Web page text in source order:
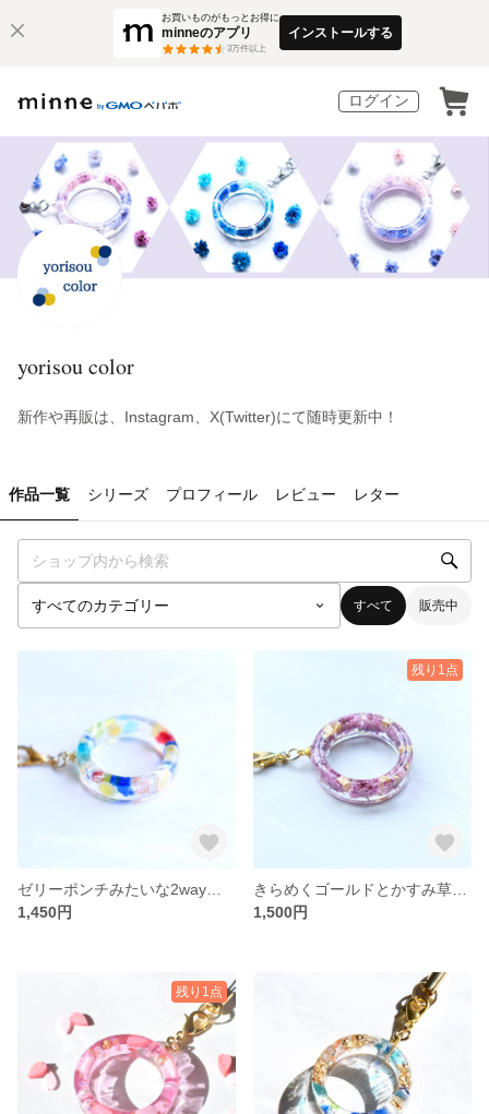
お買いものがもっとお得に
minneのアプリ
3万件以上
インストールする
ログイン
yorisou color
新作や再販は、Instagram、X(Twitter)にて随時更新中！
作品一覧 シリーズ プロフィール レビュー レター
すべて 販売中
1,450円
残り1点
1,500円
残り1点